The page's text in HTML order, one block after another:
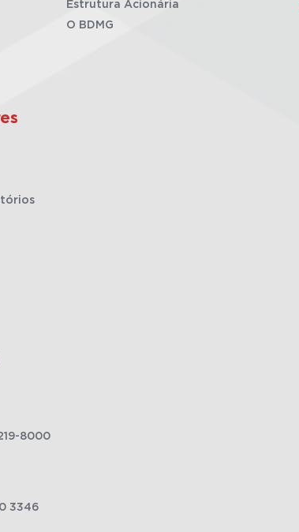
Estrutura Acionária
O BDMG
8000
3346